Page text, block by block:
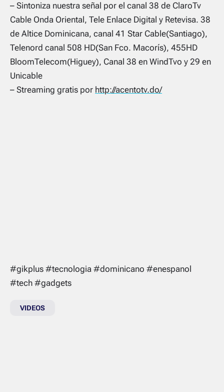
– Sintoniza nuestra señal por el canal 38 de ClaroTv
Cable Onda Oriental, Tele Enlace Digital y Retevisa. 38
de Altice Dominicana, canal 41 Star Cable(Santiago),
Telenord canal 508 HD(San Fco. Macorís), 455HD
BloomTelecom(Higuey), Canal 38 en WindTvo y 29 en
Unicable
– Streaming gratis por http://acentotv.do/
#gikplus #tecnologia #dominicano #enespanol
#tech #gadgets
VIDEOS